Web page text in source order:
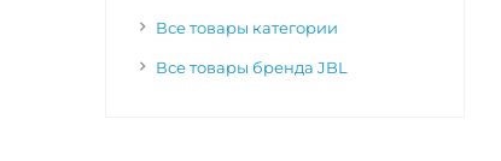
Все товары категории
Все товары бренда JBL